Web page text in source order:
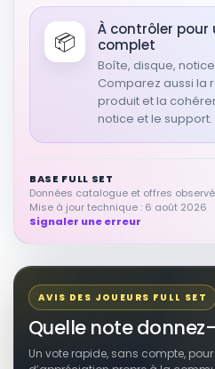
📦
À contrôler pour
complet
Boîte, disque,
Comparez aussi la
produit et la
notice et le support.
BASE FULL SET
Données catalogue et offres
Mise à jour technique : 6 août 2026
Signaler une erreur
AVIS DES JOUEURS FULL SET
Quelle note
Un vote rapide, sans compte,